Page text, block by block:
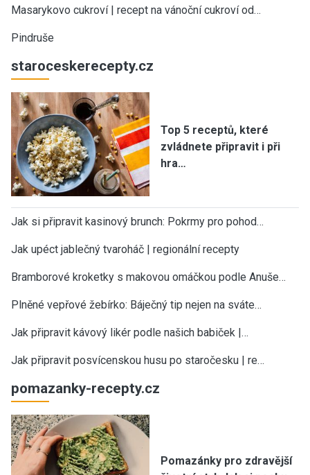
Masarykovo cukroví | recept na vánoční cukroví od…
Pindruše
staroceskerecepty.cz
Top 5 receptů, které
zvládnete připravit i při
hra…
Jak si připravit kasinový brunch: Pokrmy pro pohod…
Jak upéct jablečný tvaroháč | regionální recepty
Bramborové kroketky s makovou omáčkou podle Anuše…
Plněné vepřové žebírko: Báječný tip nejen na sváte…
Jak připravit kávový likér podle našich babiček |…
Jak připravit posvícenskou husu po staročesku | re…
pomazanky-recepty.cz
Pomazánky pro zdravější